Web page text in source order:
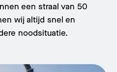
een straal van 50
wij altijd snel en
noodsituatie.